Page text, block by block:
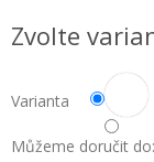
cena:
Zvolte
Varianta
Můžeme doručit do: